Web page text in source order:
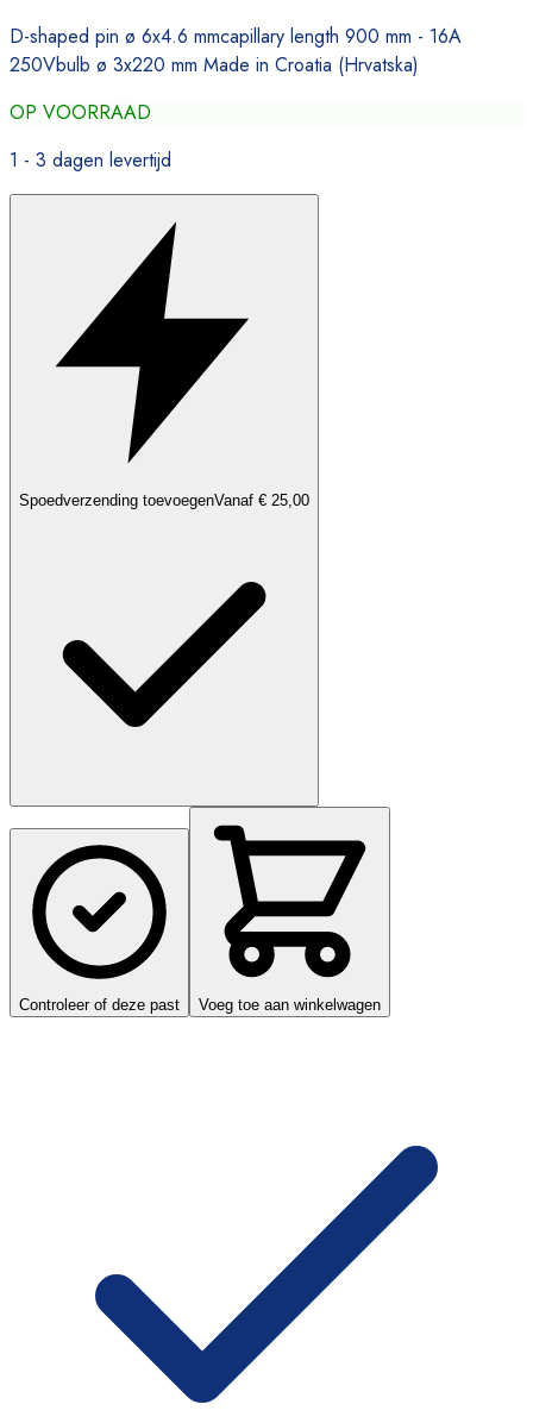
D-shaped pin ø 6x4.6 mmcapillary length 900 mm - 16A
250Vbulb ø 3x220 mm Made in Croatia (Hrvatska)
OP VOORRAAD
1 - 3 dagen levertijd
Spoedverzending toevoegenVanaf € 25,00
Controleer of deze past Voeg toe aan winkelwagen